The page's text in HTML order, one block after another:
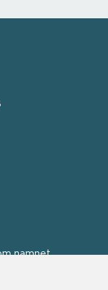
namnet
idag en stor
hög